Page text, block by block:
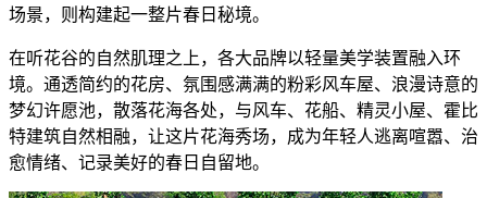
场景，则构建起一整片春日秘境。
在听花谷的自然肌理之上，各大品牌以轻量美学装置融入环
境。通透简约的花房、氛围感满满的粉彩风车屋、浪漫诗意的
梦幻许愿池，散落花海各处，与风车、花船、精灵小屋、霍比
特建筑自然相融，让这片花海秀场，成为年轻人逃离喧嚣、治
愈情绪、记录美好的春日自留地。